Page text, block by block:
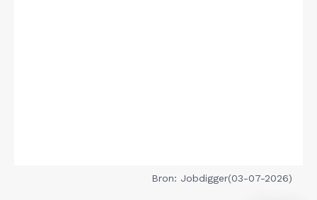
Bron: Jobdigger(03-07-2026)